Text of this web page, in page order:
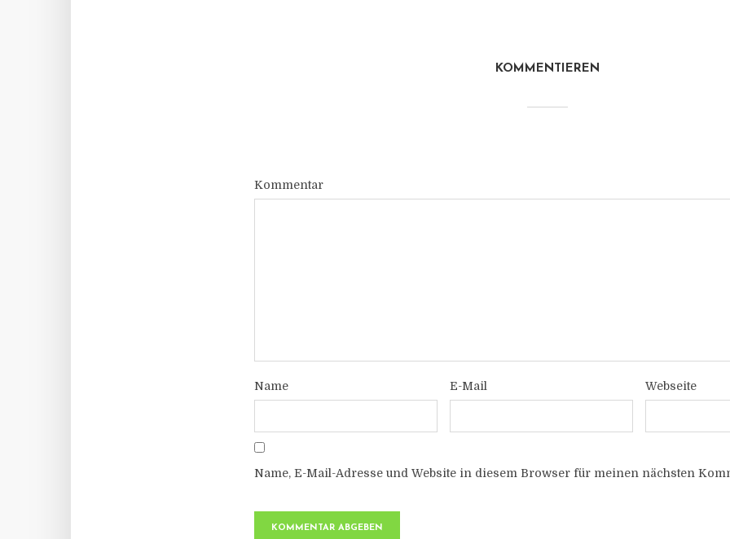
KOMMENTIEREN
Kommentar
Name E-Mail Webseite
Name, E-Mail-Adresse und Website in diesem Browser für meinen nächsten